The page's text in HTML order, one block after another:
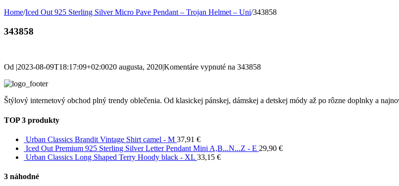
Home/Iced Out 925 Sterling Silver Micro Pave Pendant – Trojan Helmet – Uni/343858
343858
Od |2023-08-09T18:17:09+02:0020 augusta, 2020|Komentáre vypnuté na 343858
Štýlový internetový obchod plný trendy oblečenia. Od klasickej pánskej, dámskej a detskej módy až po rôzne doplnky a
TOP 3 produkty
Urban Classics Brandit Vintage Shirt camel - M 37,91 €
Iced Out Premium 925 Sterling Silver Letter Pendant Mini A,B...N...Z - E 29,90 €
Urban Classics Long Shaped Terry Hoody black - XL 33,15 €
3 náhodné